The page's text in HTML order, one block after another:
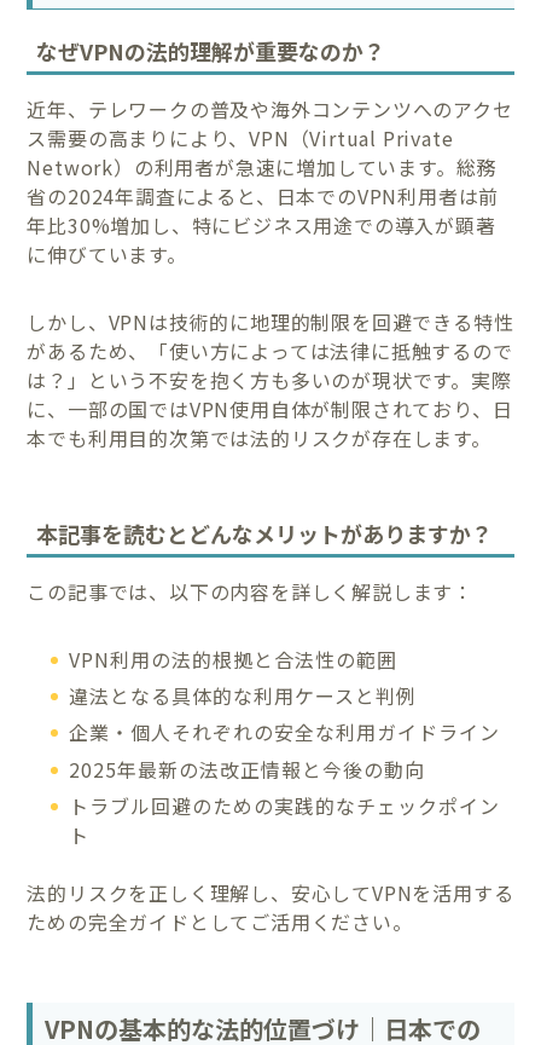
なぜVPNの法的理解が重要なのか？
近年、テレワークの普及や海外コンテンツへのアクセ
ス需要の高まりにより、VPN（Virtual Private
Network）の利用者が急速に増加しています。総務
省の2024年調査によると、日本でのVPN利用者は前
年比30%増加し、特にビジネス用途での導入が顕著
に伸びています。
しかし、VPNは技術的に地理的制限を回避できる特性
があるため、「使い方によっては法律に抵触するので
は？」という不安を抱く方も多いのが現状です。実際
に、一部の国ではVPN使用自体が制限されており、日
本でも利用目的次第では法的リスクが存在します。
本記事を読むとどんなメリットがありますか？
この記事では、以下の内容を詳しく解説します：
VPN利用の法的根拠と合法性の範囲
違法となる具体的な利用ケースと判例
企業・個人それぞれの安全な利用ガイドライン
2025年最新の法改正情報と今後の動向
トラブル回避のための実践的なチェックポイン
ト
法的リスクを正しく理解し、安心してVPNを活用する
ための完全ガイドとしてご活用ください。
VPNの基本的な法的位置づけ｜日本での